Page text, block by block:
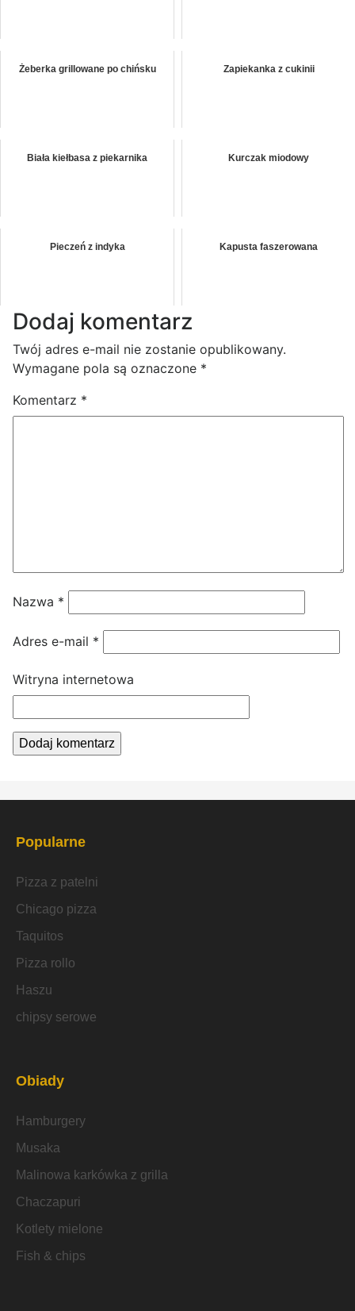
Żeberka grillowane po chińsku Zapiekanka z cukinii
Biała kiełbasa z piekarnika Kurczak miodowy
Pieczeń z indyka Kapusta faszerowana
Dodaj komentarz
Twój adres e-mail nie zostanie opublikowany.
Wymagane pola są oznaczone *
Komentarz *
Nazwa *
Adres e-mail *
Witryna internetowa
Popularne
Pizza z patelni
Chicago pizza
Taquitos
Pizza rollo
Haszu
chipsy serowe
Obiady
Hamburgery
Musaka
Malinowa karkówka z grilla
Chaczapuri
Kotlety mielone
Fish & chips